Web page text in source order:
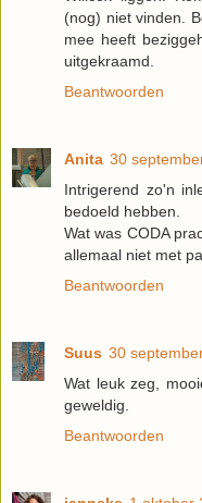
(nog) niet vinden.
mee heeft
uitgekraamd.
Beantwoorden
Anita 30
Intrigerend zo'n
bedoeld hebben.
Wat was CODA
allemaal niet met
Beantwoorden
Suus 30
Wat leuk zeg,
geweldig.
Beantwoorden